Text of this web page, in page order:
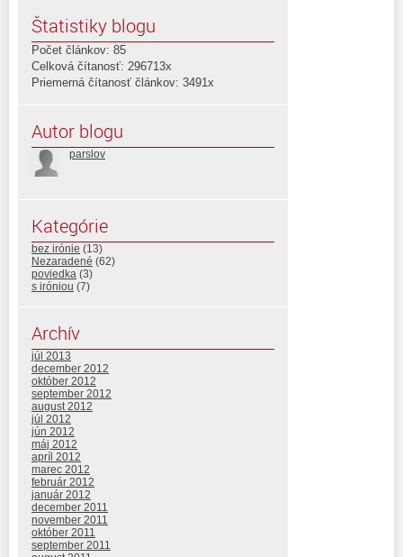
Štatistiky blogu
Počet článkov: 85
Celková čítanosť: 296713x
Priemerná čítanosť článkov: 3491x
Autor blogu
parslov
Kategórie
bez irónie (13)
Nezaradené (62)
poviedka (3)
s iróniou (7)
Archív
júl 2013
december 2012
október 2012
september 2012
august 2012
júl 2012
jún 2012
máj 2012
apríl 2012
marec 2012
február 2012
január 2012
december 2011
november 2011
október 2011
september 2011